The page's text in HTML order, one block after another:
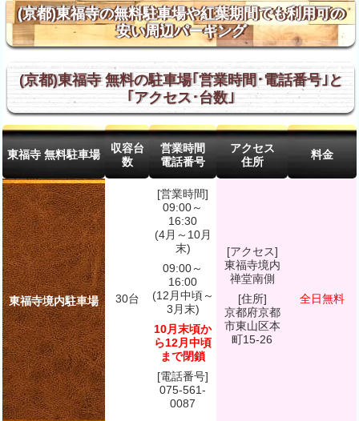
(京都)東福寺の無料駐車場や紅葉期間でも利用可の
安い周辺パーキング
(京都)東福寺 無料の駐車場｢営業時間･電話番号｣と
｢アクセス･台数｣
東福寺 無料駐車場
収容台
数
営業時間
電話番号
アクセス
住所
料金
東福寺境内駐車場 30台
[営業時間]
09:00～
16:30
(4月～10月
末)
09:00～
16:00
(12月中頃～
3月末)
10月末頃か
ら12月中頃
まで閉鎖
[電話番号]
075-561-
0087
[アクセス]
東福寺境内
禅堂南側
[住所]
京都府京都
市東山区本
町15-26
全日無料